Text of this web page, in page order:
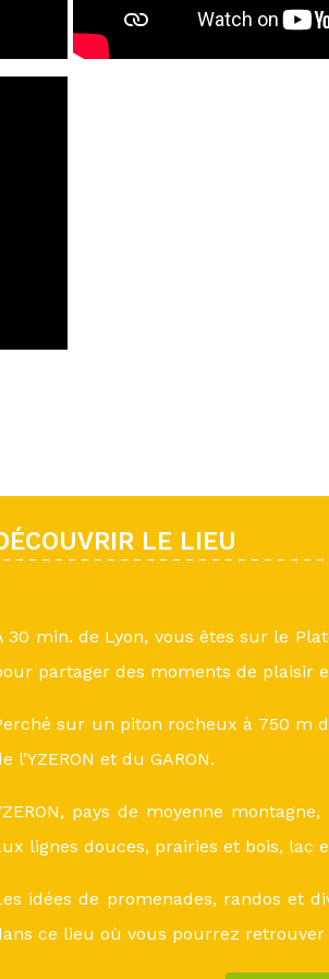
LE LIEU
30 min. de Lyon, vous êtes sur le
partager des moments de plaisir
sur un piton rocheux à 750 m
l’YZERON et du GARON.
pays de moyenne
lignes douces, prairies et bois, lac
idées de promenades, randos et
ce lieu où vous pourrez retrouver